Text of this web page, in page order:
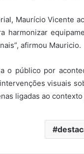
Maurício Vicente
harmonizar
afirmou Mauricio.
o público por
visuais
ligadas ao